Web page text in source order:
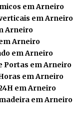
em Arneiro
em Arneiro
Arneiro
Arneiro
em Arneiro
Portas em Arneiro
em Arneiro
em Arneiro
em Arneiro